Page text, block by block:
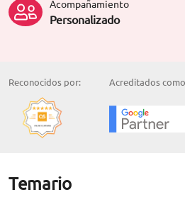
Acompañamiento
Personalizado
Reconocidos por: Acreditados
Temario